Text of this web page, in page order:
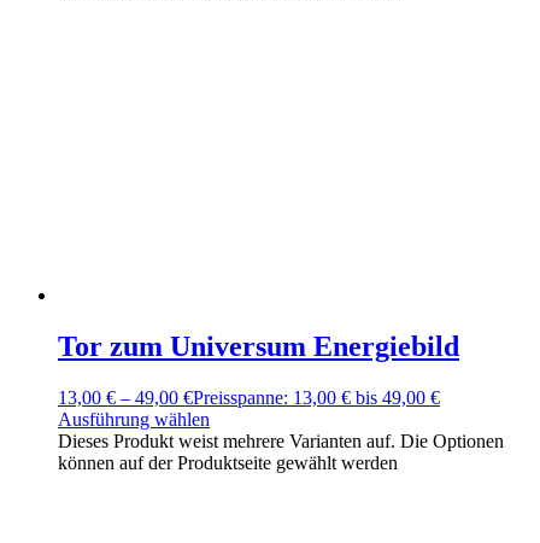
Tor zum Universum Energiebild
13,00 € – 49,00 €Preisspanne: 13,00 € bis 49,00 €
Ausführung wählen
Dieses Produkt weist mehrere Varianten auf. Die Optionen
können auf der Produktseite gewählt werden